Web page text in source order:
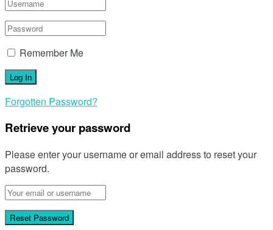
Remember Me
Forgotten Password?
Retrieve your password
Please enter your username or email address to reset your
password.